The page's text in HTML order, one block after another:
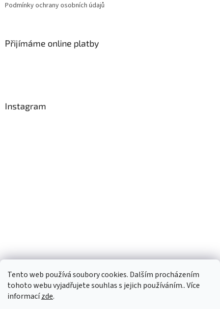
Tento web používá soubory cookies. Dalším procházením
tohoto webu vyjadřujete souhlas s jejich používáním.. Více
informacízde.
Podmínky ochrany osobních údajů
Přijímáme online platby
Instagram
Sledovat na Instagramu